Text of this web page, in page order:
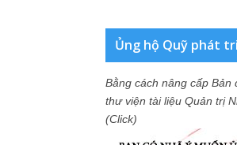
Ủng hộ Quỹ phát
Bằng cách nâng cấp Bản
thư viện tài liệu Quản trị
(Click)